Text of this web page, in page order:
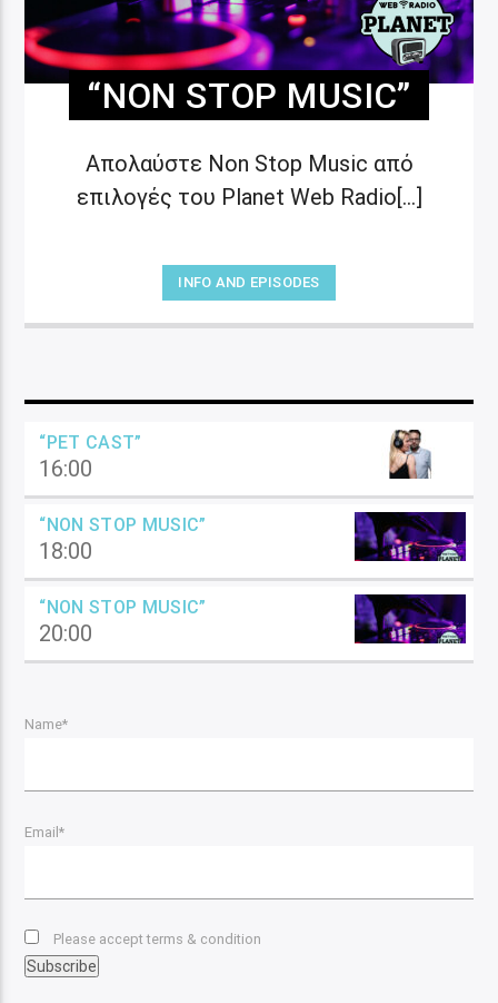
“NON STOP MUSIC”
Απολαύστε Non Stop Music από
επιλογές του Planet Web Radio[...]
INFO AND EPISODES
“PET CAST”
16:00
“NON STOP MUSIC”
18:00
“NON STOP MUSIC”
20:00
Name*
Email*
Please accept terms & condition